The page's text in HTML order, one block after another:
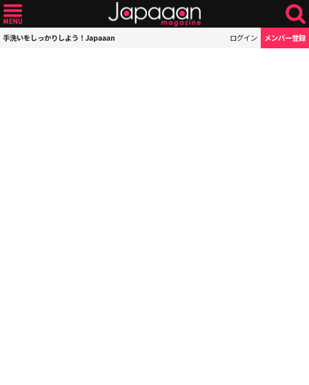
手洗いをしっかりしよう！Japaaan ログイン メンバー登録